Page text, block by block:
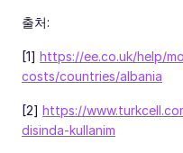
출처:
[1] https://ee.co.uk/help/
costs/countries/albania
[2] https://
disinda-kullanim